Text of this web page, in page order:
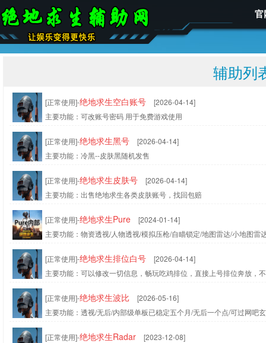
官
辅助列
[正常使用]-绝地求生空白账号
[2026-04-14]
主要功能：可改账号密码 用于免费游戏使用
[正常使用]-绝地求生黑号
[2026-04-14]
主要功能：冷黑--皮肤黑随机发售
[正常使用]-绝地求生皮肤号
[2026-04-14]
主要功能：出售绝地求生各类皮肤账号，找回包赔
[正常使用]-绝地求生Pure
[2024-01-14]
主要功能：物资透视/人物透视/模拟压枪/自瞄锁定/地图雷达/小地图雷
[正常使用]-绝地求生排位白号
[2026-04-14]
主要功能：可以修改一切信息，畅玩吃鸡排位，直接上号排位奔放，
[正常使用]-绝地求生波比
[2026-05-16]
主要功能：透视/无后/内部级单板已稳定五个月/无后一个点/可过网吧
[正常使用]-绝地求生Radar
[2023-12-08]